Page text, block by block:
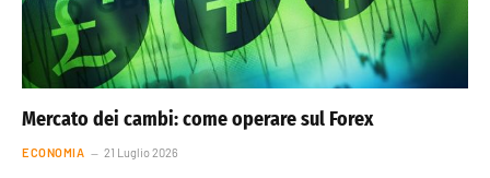
Mercato dei cambi: come operare sul Forex
ECONOMIA 21 Luglio 2026